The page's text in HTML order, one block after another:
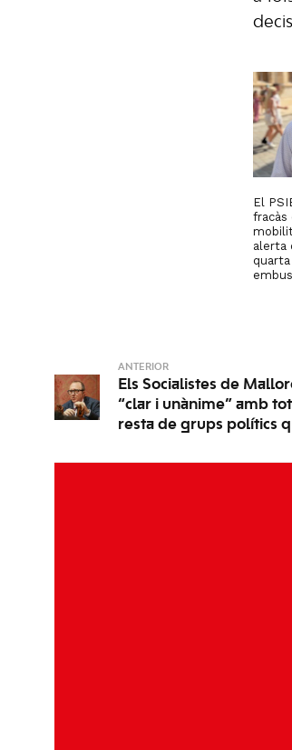
El
fracàs
alerta
ANTERIOR
Els Socialistes de
“clar i unànime” amb
resta de grups polítics